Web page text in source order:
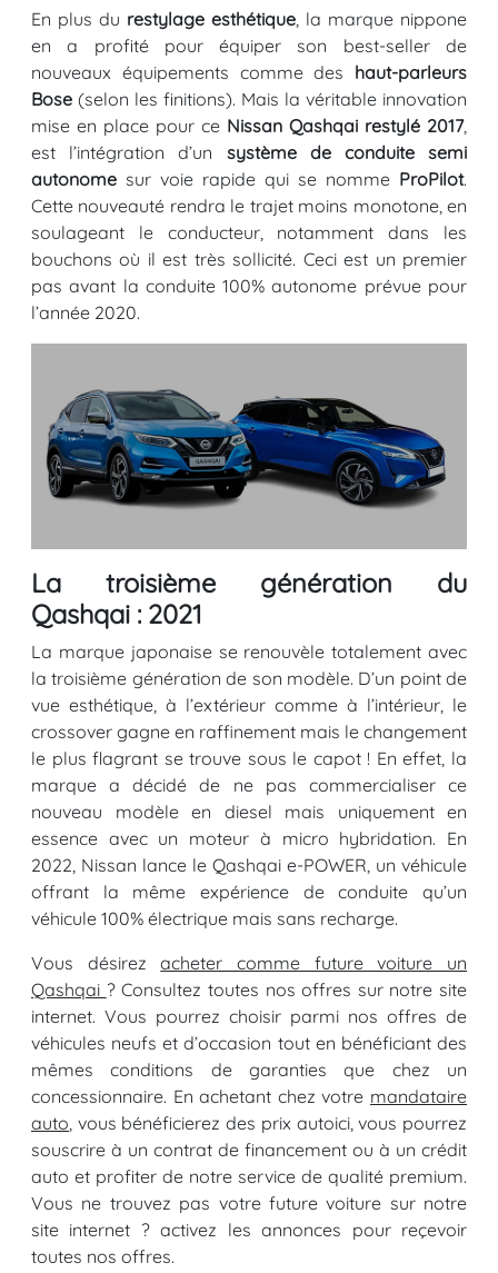
En plus du restylage esthétique, la marque nippone
en a profité pour équiper son best-seller de
nouveaux équipements comme des haut-parleurs
Bose (selon les finitions). Mais la véritable innovation
mise en place pour ce Nissan Qashqai restylé 2017,
est l’intégration d’un système de conduite semi
autonome sur voie rapide qui se nomme ProPilot.
Cette nouveauté rendra le trajet moins monotone, en
soulageant le conducteur, notamment dans les
bouchons où il est très sollicité. Ceci est un premier
pas avant la conduite 100% autonome prévue pour
l’année 2020.
La troisième génération du
Qashqai : 2021
La marque japonaise se renouvèle totalement avec
la troisième génération de son modèle. D’un point de
vue esthétique, à l’extérieur comme à l’intérieur, le
crossover gagne en raffinement mais le changement
le plus flagrant se trouve sous le capot ! En effet, la
marque a décidé de ne pas commercialiser ce
nouveau modèle en diesel mais uniquement en
essence avec un moteur à micro hybridation. En
2022, Nissan lance le Qashqai e-POWER, un véhicule
offrant la même expérience de conduite qu’un
véhicule 100% électrique mais sans recharge.
Vous désirezacheter comme future voiture un
Qashqai ? Consultez toutes nos offres sur notre site
internet. Vous pourrez choisir parmi nos offres de
véhicules neufs et d’occasion tout en bénéficiant des
mêmes conditions de garanties que chez un
concessionnaire. En achetant chez votre mandataire
auto , vous bénéficierez des prix autoici, vous pourrez
souscrire à un contrat de financement ou à un crédit
auto et profiter de notre service de qualité premium.
Vous ne trouvez pas votre future voiture sur notre
site internet ? activez les annonces pour reçevoir
toutes nos offres.